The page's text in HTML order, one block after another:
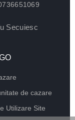
Secuiesc
de cazare
Utilizare Site